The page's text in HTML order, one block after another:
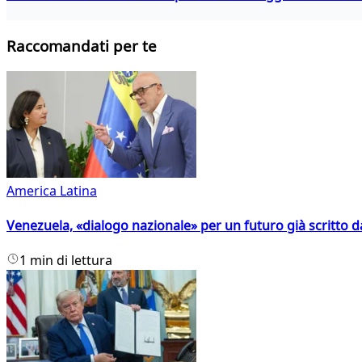
Raccomandati per te
America Latina
Venezuela, «dialogo nazionale» per un futuro già scritto
1 min di lettura